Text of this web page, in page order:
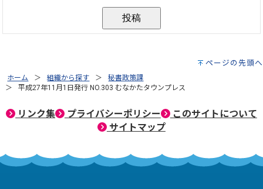
ページの先頭へ
ホーム 組織から探す
秘書政策課
平成27年11月1日発行 NO.303 むなかたタウンプレス
リンク集 プライバシーポリシー
このサイトについて
サイトマップ